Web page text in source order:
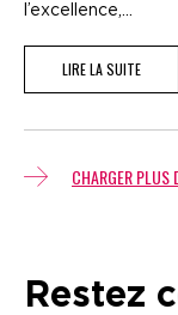
l’excellence,...
LIRE LA SUITE
CHARGER PLUS
Restez